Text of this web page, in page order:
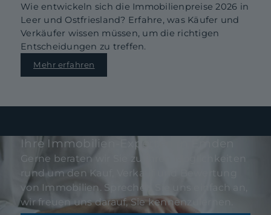
Wie entwickeln sich die Immobilienpreise 2026 in
Leer und Ostfriesland? Erfahre, was Käufer und
Verkäufer wissen müssen, um die richtigen
Entscheidungen zu treffen.
Mehr erfahren
Ihre Immobilien-Experten in Emden
Gerne beraten wir Sie zu Ihren Möglichkeiten
rund um den Kauf, Verkauf und Bewertung
von Immobilien. Sprechen Sie uns einfach an,
wir freuen uns darauf, Sie kennenzulernen.